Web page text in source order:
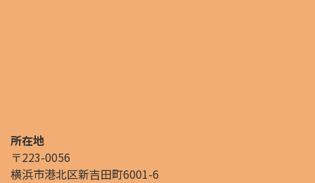
所在地
〒223-0056
横浜市港北区新吉田町6001-6